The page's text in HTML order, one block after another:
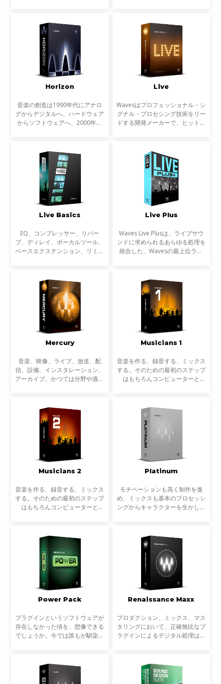
Platinumバンドルのプラグインを
すべて収録し、さらに原石と
ックの個性を引き出し、より有機
的にバランスよく文字通
Horizon
音楽の創造は1990年代にアナロ
グからデジタルへ、ハードウェア
からソフトウェアへ、2000年代
作、ミキシング、マスタリングは
一般的なものになりました。
Live
Wavesはプロフェッショナル・シ
グナル・プロセシング技術をリー
ドする開発メーカーで、ヒットチ
ック、ゲーム音楽の制作に必ずと
言って良いほど使われ
Live Basics
EQ、コンプレッサー、リバー
ブ、ディレイ、ボーカルツール、
ベースエクステンション、リミッ
SoundGrid対応プラグインが含ま
れています。
Live Plus
Waves Live Plusは、ライブサウ
ンドに求められるあらゆる処理を
統合した、Wavesの最上位ライ
ボーカルプロセッシング、トラブ
ル対策までライブ現場で必要
Mercury
音楽、映像、ライブ、放送、配
信、設備、インスタレーション、
アーカイブ。かつては分野や過程
雑にクロスオーバーするようにな
っています。音楽制作だ
Musicians 1
音楽を作る、録音する、ミックス
する。そのための最初のステップ
はもちろんコンピューターと
気づくのは、自分の録った音とお
気に入りのアーティストたち
Musicians 2
音楽を作る、録音する、ミックス
する。そのための最初のステップ
はもちろんコンピューターと
気づくのは、自分の録った音とお
気に入りのアーティストたち
Platinum
モチベーションも高く制作を進
め、ミックスも基本のプロセッシ
ングからキャラクターを生かしバ
して発表するところまでもう少し
という段階。ここまでく
Power Pack
プラグインというソフトウェアが
存在しなかった頃を、想像できる
でしょうか。今では誰もが馴染み
デジタルプロセッシング。誰もが
手にできるものとして
Renaissance Maxx
プロダクション、ミックス、マス
タリングにおいて、正確無比なプ
ラグインによるデジタル処理は現
制作は外科手術ではありません。
激しい感情や、ふつふ